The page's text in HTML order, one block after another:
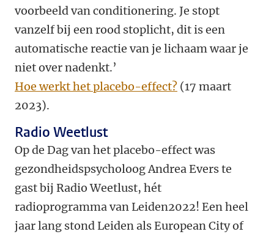
voorbeeld van conditionering. Je stopt
vanzelf bij een rood stoplicht, dit is een
automatische reactie van je lichaam waar je
niet over nadenkt.’
Hoe werkt het placebo-effect? (17 maart
2023).
Radio Weetlust
Op de Dag van het placebo-effect was
gezondheidspsycholoog Andrea Evers te
gast bij Radio Weetlust, hét
radioprogramma van Leiden2022! Een heel
jaar lang stond Leiden als European City of